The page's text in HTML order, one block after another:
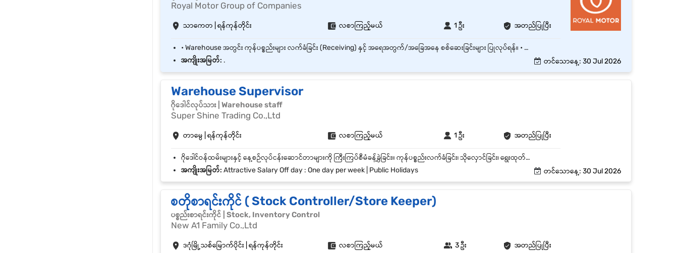
Royal Motor Group of Companies
သာကေတ | ရန်ကုန်တိုင်း လစာကြည့်မယ် 1 ဦး အတည်ပြုပြီး
• Warehouse အတွင်း ကုန်ပစ္စည်းများ လက်ခံခြင်း (Receiving) နှင့် အရေအတွက်/အခြေအနေ စစ်ဆေးခြင်းများ ပြုလုပ်ရန်။ • ကုန်ပစ္စည်းများကို သတ်မှတ်ထားသော နေရာများတွင် စနစ်တကျ သိမ်းဆည်းထားရန်။ • Stock In / Stock Out လုပ်ငန်းစဉ်များတွင် ပါဝင်ဆောင်ရွက်ရန်။ • ပစ္စည်းထုတ်ပေးခြင်း၊ ထုပ်ပိုးခြင်းနှင့် Delivery အတွက် ပြင်ဆင်ခြင်းများ ပြုလုပ်ရန်။ • Warehouse သန့်ရှင်းရေးနှင့် လုံခြုံရေး စည်းမျဉ်းများကို လိုက်နာရန်။ • Stock Count နှင့် Inventory စစ်ဆေးမှုများတွင် ပါဝင်ကူညီရန်။ • Warehouse Document များ (GRN, Delivery Note, Stock Card စသည်) များကို စနစ်တကျ ထိန်းသိမ်းရန်။ • Warehouse Supervisor မှ ပေးအပ်သော တာဝန်များကို အချိန်မီ ဆောင်ရွက်ရန်။ • Inventory Tracking- ကုန်ပစ္စည်းစာရင်းများမှန်ကန်မှူရှိစေရန် daily, weekly, monthly ground stock စစ်ဆေးခြင်းများကို supervisor , အခြား staff များနှင့်ပူးပေါင်းဆောင်ရွက်ရမည်။
အကျိုးအမြတ်: . တင်သောနေ့: 30 Jul 2026
Warehouse Supervisor
ဂိုဒေါင်လုပ်သား | Warehouse staff
Super Shine Trading Co.,Ltd
တာမွေ | ရန်ကုန်တိုင်း လစာကြည့်မယ် 1 ဦး အတည်ပြုပြီး
ဂိုဒေါင်ဝန်ထမ်းများနှင့် နေ့စဉ်လုပ်ငန်းဆောင်တာများကို ကြီးကြပ်စီမံခန့်ခွဲခြင်း။ ကုန်ပစ္စည်းလက်ခံခြင်း၊ သိုလှောင်ခြင်း၊ ရွေးထုတ်ခြင်း (Picking)၊ ထုပ်ပိုးခြင်း (Packing) နှင့် ပို့ဆောင်ခြင်း (Shipping) လုပ်ငန်းစဉ်များကို စောင့်ကြည့်ထိန်းချုပ်ခြင်း။ နေ့စဥ် Warehouse အဝင်အထွက် ပစ္စည်းများကို စာရင်းပြုစုခြင်း။ ဂိုဒေါင်အတွင်း စနစ်တကျ စီမံထားရှိမှုနှင့် သန့်ရှင်းသပ်ရပ်မှုကို ထိန်းသိမ်းခြင်း။ Warehouse Helper များအား ကြည့်ကျပ် သင်ကြားပေးခြင်း။ Warehouse သန့် ရှင်းမှုအား ကြည့်ကျပ်ပေးခြင်း။ အပတ်စဥ် လစဥ် Report များ အား ပို့ပေးခြင်း။
အကျိုးအမြတ်: Attractive Salary Off day : One day per week | Public Holidays တင်သောနေ့: 30 Jul 2026
စတိုစာရင်းကိုင် ( Stock Controller/Store Keeper)
ပစ္စည်းစာရင်းကိုင် | Stock, Inventory Control
New A1 Family Co.,Ltd
ဒဂုံမြို့သစ်မြောက်ပိုင်း | ရန်ကုန်တိုင်း လစာကြည့်မယ် 3 ဦး အတည်ပြုပြီး